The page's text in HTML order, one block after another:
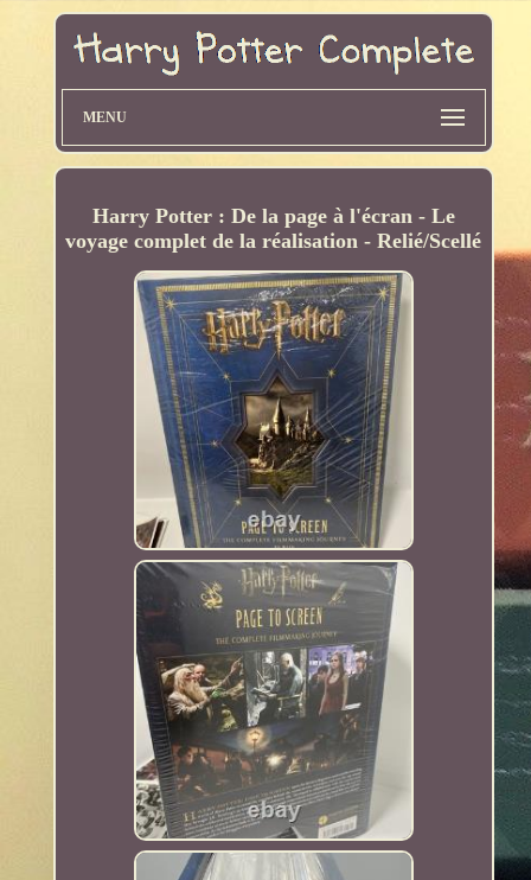
MENU
Harry Potter : De la page à l'écran - Le
voyage complet de la réalisation - Relié/Scellé